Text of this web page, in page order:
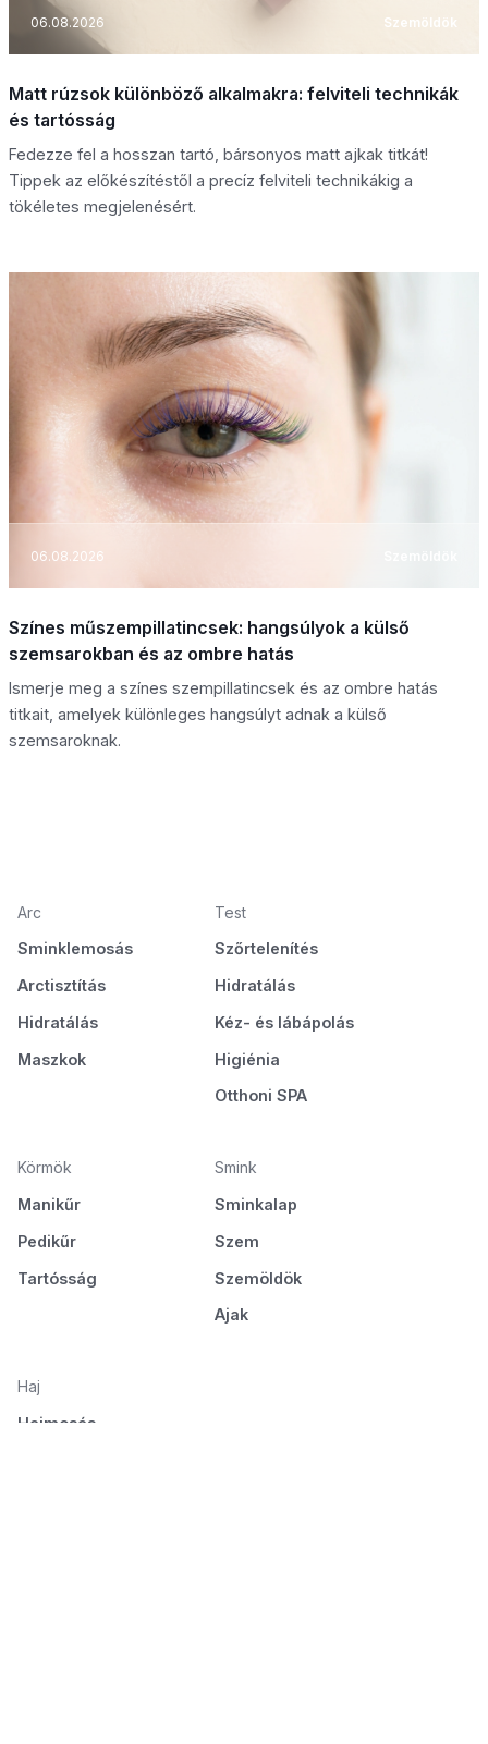
06.08.2026 Szemöldök
Matt rúzsok különböző alkalmakra: felviteli technikák
és tartósság
Fedezze fel a hosszan tartó, bársonyos matt ajkak titkát!
Tippek az előkészítéstől a precíz felviteli technikákig a
tökéletes megjelenésért.
06.08.2026
Színes műszempillatincsek: hangsúlyok a külső
szemsarokban és az ombre hatás
Ismerje meg a színes szempillatincsek és az ombre hatás
titkait, amelyek különleges hangsúlyt adnak a külső
szemsaroknak.
Arc
Sminklemosás
Arctisztítás
Hidratálás
Maszkok
Test
Szőrtelenítés
Hidratálás
Kéz- és lábápolás
Higiénia
Otthoni SPA
Körmök
Manikűr
Pedikűr
Tartósság
Smink
Sminkalap
Szem
Szemöldök
Ajak
Haj
Hajmosás